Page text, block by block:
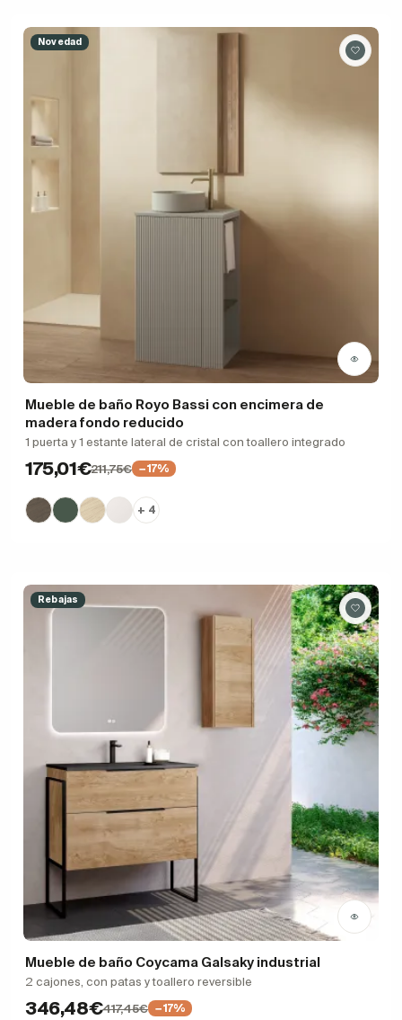
Novedad
Mueble de baño Royo Bassi con encimera de
madera fondo reducido
1 puerta y 1 estante lateral de cristal con toallero integrado
175,01€211,75€ −17%
+ 4
Rebajas
Mueble de baño Coycama Galsaky industrial
2 cajones, con patas y toallero reversible
346,48€417,45€ −17%